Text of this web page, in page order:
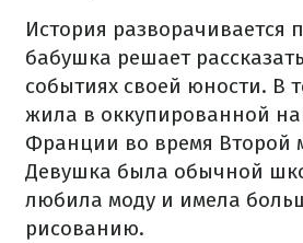
История разворачивается
бабушка решает
событиях своей юности. В
жила в оккупированной
Франции во время Второй
Девушка была обычной
любила моду и имела
рисованию.